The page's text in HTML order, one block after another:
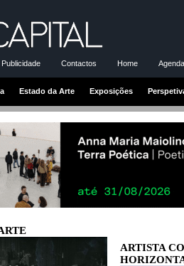
Publicidade Contactos Home
Estado da Arte Exposições
ARTISTA